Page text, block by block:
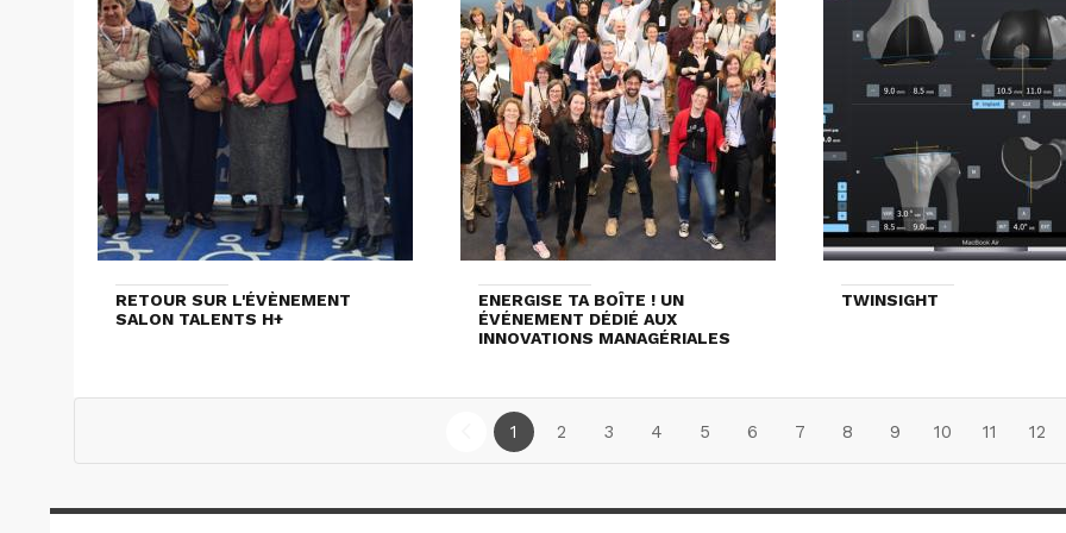
RETOUR SUR L'ÉVÈNEMENT
SALON TALENTS H+
ENERGISE TA BOÎTE ! UN
ÉVÉNEMENT DÉDIÉ AUX
INNOVATIONS MANAGÉRIALES
TWINSIGHT
1 2 3 4 5 6 7 8 9 10 11 12